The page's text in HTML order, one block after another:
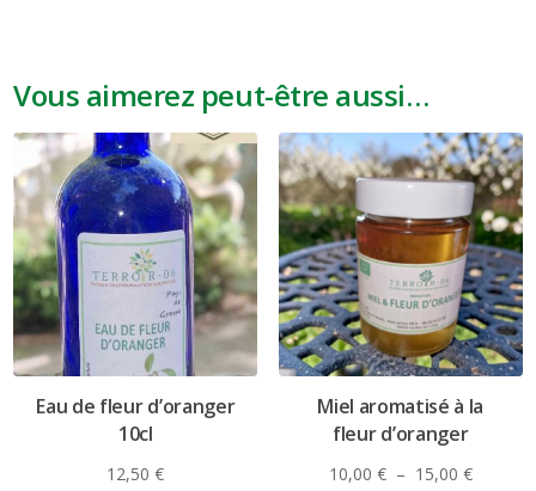
Vous aimerez peut-être aussi…
Eau de fleur d’oranger
10cl
12,50€
Miel aromatisé à la
fleur d’oranger
10,00 € – 15,00 €